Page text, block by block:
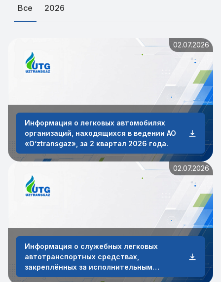
Все 2026
02.07.2026
Информация о легковых автомобилях
организаций, находящихся в ведении АО
«O‘ztransgaz», за 2 квартал 2026 года.
02.07.2026
Информация о служебных легковых
автотранспортных средствах,
закреплённых за исполнительным
аппаратом и сотрудниками АО